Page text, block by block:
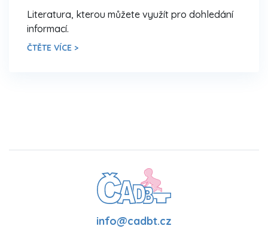
Literatura, kterou můžete využít pro dohledání
informací.
ČTĚTE VÍCE >
info@cadbt.cz